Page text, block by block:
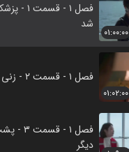
۰۱:۰۰:۰۰
فصل ۱ -
شد
۰۱:۰۲:۰۰
فصل ۱ - قسمت ۲ - زنی که از مرز می‌گذرد
فصل ۱
دیگر